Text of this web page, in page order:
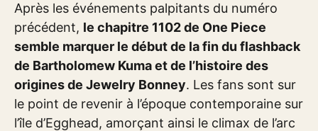
Après les événements palpitants du numéro
précédent, le chapitre 1102 de One Piece
semble marquer le début de la fin du flashback
de Bartholomew Kuma et de l’histoire des
origines de Jewelry Bonney. Les fans sont sur
le point de revenir à l’époque contemporaine sur
l’île d’Egghead, amorçant ainsi le climax de l’arc